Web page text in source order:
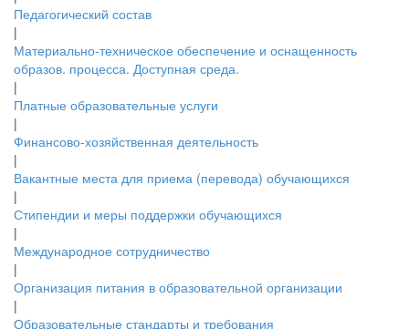
Педагогический состав
|
Материально-техническое обеспечение и оснащенность
образов. процесса. Доступная среда.
|
Платные образовательные услуги
|
Финансово-хозяйственная деятельность
|
Вакантные места для приема (перевода) обучающихся
|
Стипендии и меры поддержки обучающихся
|
Международное сотрудничество
|
Организация питания в образовательной организации
|
Образовательные стандарты и требования